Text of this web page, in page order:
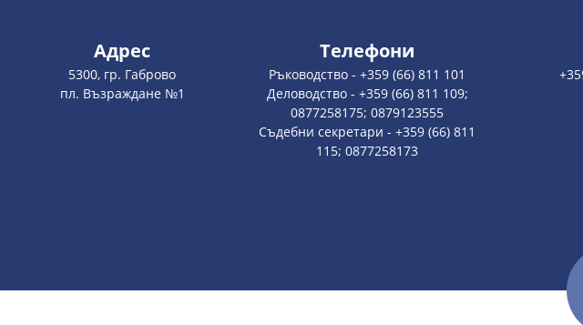
Адрес
5300, гр. Габрово
пл. Възраждане №1
Телефони
Ръководство - +359 (66) 811 101
Деловодство - +359 (66) 811 109;
0877258175; 0879123555
Съдебни секретари - +359 (66) 811
115; 0877258173